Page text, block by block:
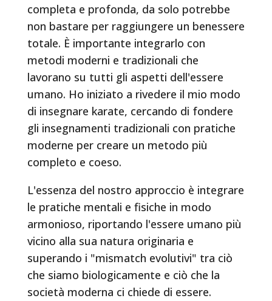
completa e profonda, da solo potrebbe
non bastare per raggiungere un benessere
totale. È importante integrarlo con
metodi moderni e tradizionali che
lavorano su tutti gli aspetti dell'essere
umano. Ho iniziato a rivedere il mio modo
di insegnare karate, cercando di fondere
gli insegnamenti tradizionali con pratiche
moderne per creare un metodo più
completo e coeso.
L'essenza del nostro approccio è integrare
le pratiche mentali e fisiche in modo
armonioso, riportando l'essere umano più
vicino alla sua natura originaria e
superando i "mismatch evolutivi" tra ciò
che siamo biologicamente e ciò che la
società moderna ci chiede di essere.